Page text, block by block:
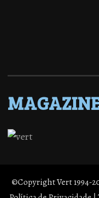
©Copyright Vert 1994-